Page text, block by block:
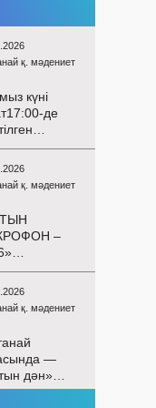
қ. мәдениет
күні
де
және
аясында
Қазақстан»
көшпелі
Пресня
қ. мәдениет
–
–
XXII
қ. мәдениет
—
дән»